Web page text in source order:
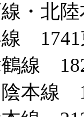
・北
1741
線
本線